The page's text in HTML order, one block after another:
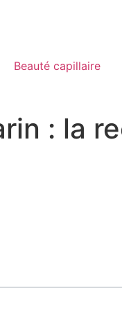
Beauté capillaire
: la